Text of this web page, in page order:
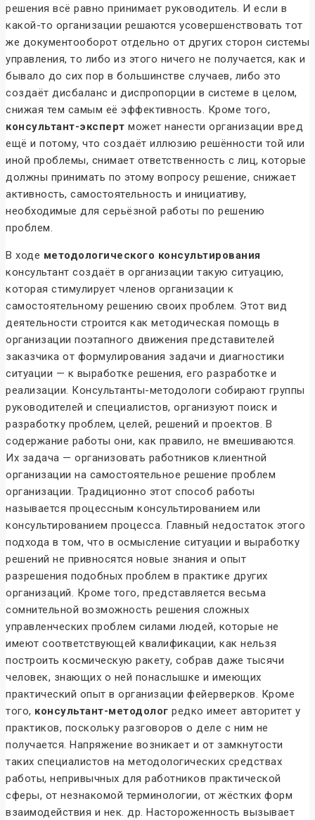
решения всё равно принимает руководитель. И если в
какой-то организации решаются усовершенствовать тот
же документооборот отдельно от других сторон системы
управления, то либо из этого ничего не получается, как и
бывало до сих пор в большинстве случаев, либо это
создаёт дисбаланс и диспропорции в системе в целом,
снижая тем самым её эффективность. Кроме того,
консультант-эксперт может нанести организации вред
ещё и потому, что создаёт иллюзию решённости той или
иной проблемы, снимает ответственность с лиц, которые
должны принимать по этому вопросу решение, снижает
активность, самостоятельность и инициативу,
необходимые для серьёзной работы по решению
проблем.
В ходе методологического консультирования
консультант создаёт в организации такую ситуацию,
которая стимулирует членов организации к
самостоятельному решению своих проблем. Этот вид
деятельности строится как методическая помощь в
организации поэтапного движения представителей
заказчика от формулирования задачи и диагностики
ситуации — к выработке решения, его разработке и
реализации. Консультанты-методологи собирают группы
руководителей и специалистов, организуют поиск и
разработку проблем, целей, решений и проектов. В
содержание работы они, как правило, не вмешиваются.
Их задача — организовать работников клиентной
организации на самостоятельное решение проблем
организации. Традиционно этот способ работы
называется процессным консультированием или
консультированием процесса. Главный недостаток этого
подхода в том, что в осмысление ситуации и выработку
решений не привносятся новые знания и опыт
разрешения подобных проблем в практике других
организаций. Кроме того, представляется весьма
сомнительной возможность решения сложных
управленческих проблем силами людей, которые не
имеют соответствующей квалификации, как нельзя
построить космическую ракету, собрав даже тысячи
человек, знающих о ней понаслышке и имеющих
практический опыт в организации фейерверков. Кроме
того, консультант-методолог редко имеет авторитет у
практиков, поскольку разговоров о деле с ним не
получается. Напряжение возникает и от замкнутости
таких специалистов на методологических средствах
работы, непривычных для работников практической
сферы, от незнакомой терминологии, от жёстких форм
взаимодействия и нек. др. Настороженность вызывает